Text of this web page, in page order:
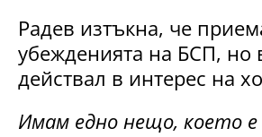
Радев изтъкна, че
убежденията на БСП, но
действал в интерес на
Имам едно нещо, което